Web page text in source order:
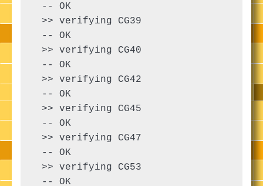
-- OK
>> verifying CG39
-- OK
>> verifying CG40
-- OK
>> verifying CG42
-- OK
>> verifying CG45
-- OK
>> verifying CG47
-- OK
>> verifying CG53
-- OK